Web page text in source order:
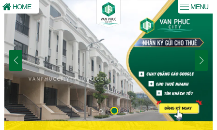
HOME MENU